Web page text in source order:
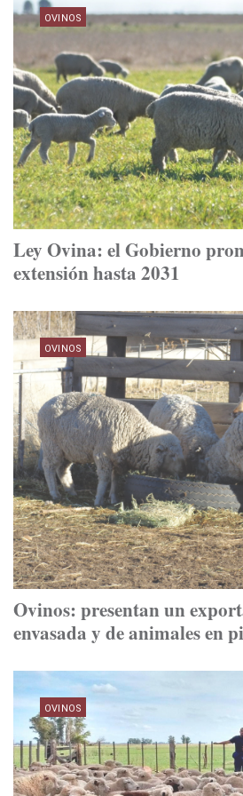
OVINOS
Ley Ovina: el Gobierno
extensión hasta 2031
OVINOS
Ovinos: presentan un
envasada y de animales en
OVINOS